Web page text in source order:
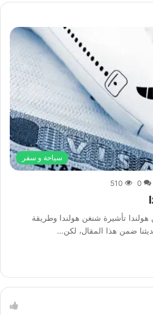
سياحة و سفر
0
510
تأشيرة شنغن هولندا وطريقة
ضمن هذا المقال، لكن…